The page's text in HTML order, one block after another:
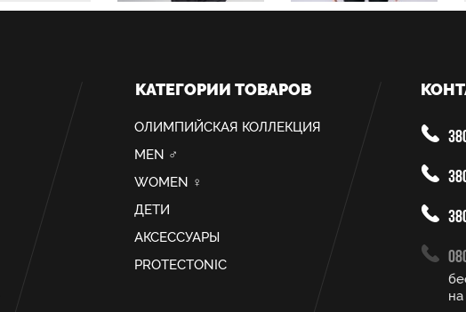
КАТЕГОРИИ ТОВАРОВ
ОЛИМПИЙСКАЯ КОЛЛЕКЦИЯ
MEN ♂
WOMEN ♀
ДЕТИ
АКСЕССУАРЫ
PROTECTONIC